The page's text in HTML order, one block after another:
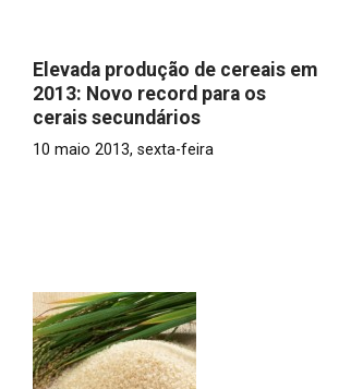
Elevada produção de cereais em
2013: Novo record para os
cerais secundários
10 maio 2013, sexta-feira